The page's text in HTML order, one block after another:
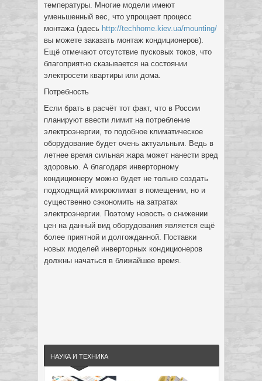
температуры. Многие модели имеют
уменьшенный вес, что упрощает процесс
монтажа (здесь http://techhome.kiev.ua/mounting/
вы можете заказать монтаж кондиционеров).
Ещё отмечают отсутствие пусковых токов, что
благоприятно сказывается на состоянии
электросети квартиры или дома.
Потребность
Если брать в расчёт тот факт, что в России
планируют ввести лимит на потребление
электроэнергии, то подобное климатическое
оборудование будет очень актуальным. Ведь в
летнее время сильная жара может нанести вред
здоровью. А благодаря инверторному
кондиционеру можно будет не только создать
подходящий микроклимат в помещении, но и
существенно сэкономить на затратах
электроэнергии. Поэтому новость о снижении
цен на данный вид оборудования является ещё
более приятной и долгожданной. Поставки
новых моделей инверторных кондиционеров
должны начаться в ближайшее время.
НАУКА И ТЕХНИКА